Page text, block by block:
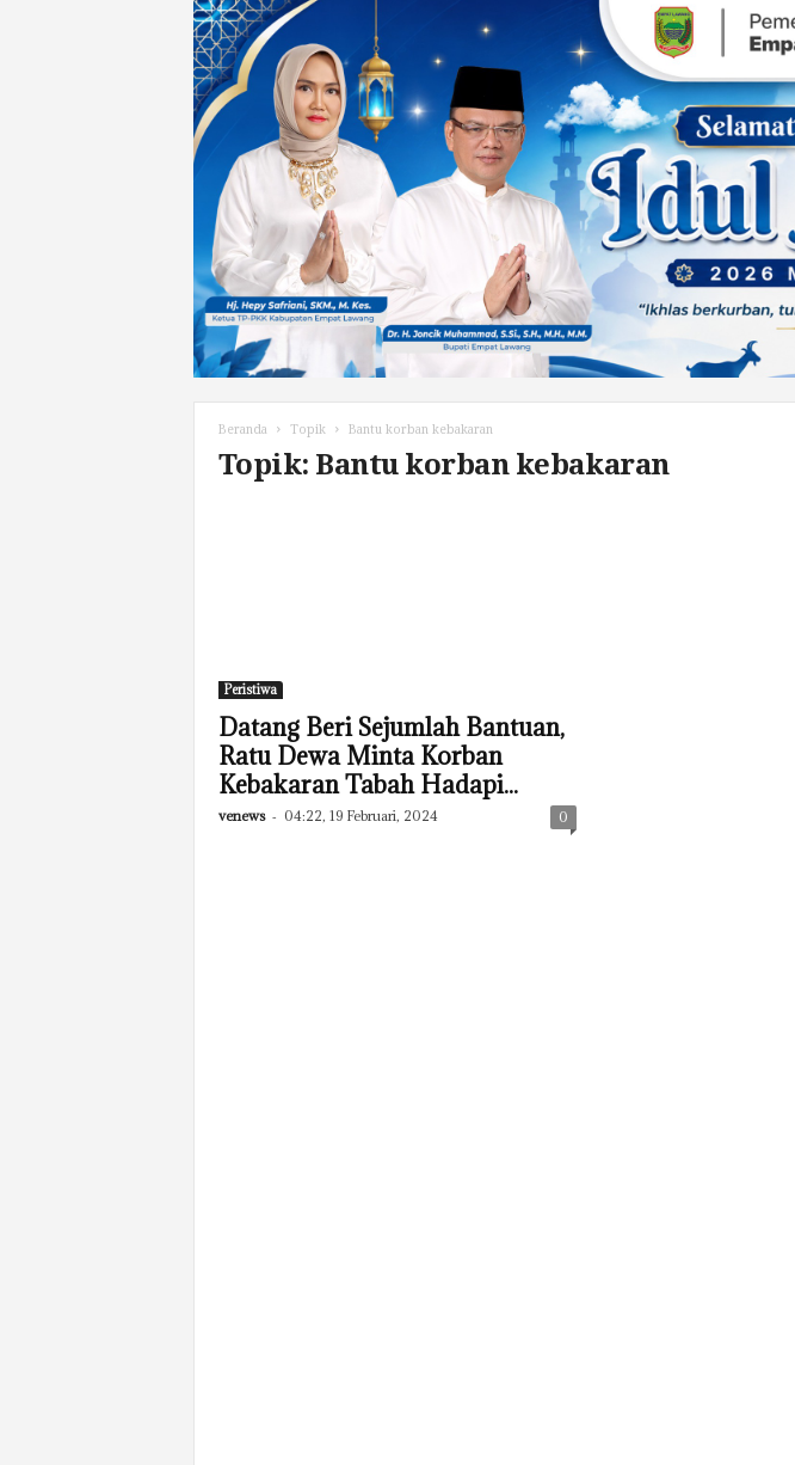
Beranda Topik Bantu korban kebakaran
Topik: Bantu korban kebakaran
Peristiwa
Datang Beri Sejumlah Bantuan,
Ratu Dewa Minta Korban
Kebakaran Tabah Hadapi...
venews - 04:22, 19 Februari, 2024 0